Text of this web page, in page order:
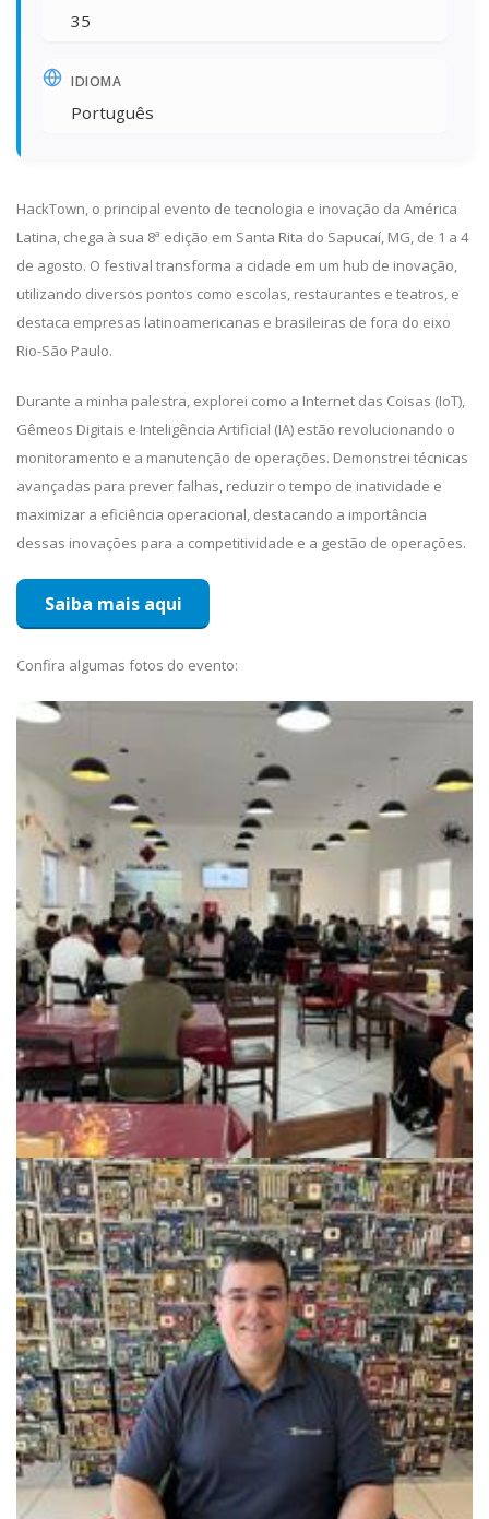
35
IDIOMA
Português
HackTown, o principal evento de tecnologia e inovação da América
Latina, chega à sua 8ª edição em Santa Rita do Sapucaí, MG, de 1 a 4
de agosto. O festival transforma a cidade em um hub de inovação,
utilizando diversos pontos como escolas, restaurantes e teatros, e
destaca empresas latinoamericanas e brasileiras de fora do eixo
Rio-São Paulo.
Durante a minha palestra, explorei como a Internet das Coisas (IoT),
Gêmeos Digitais e Inteligência Artificial (IA) estão revolucionando o
monitoramento e a manutenção de operações. Demonstrei técnicas
avançadas para prever falhas, reduzir o tempo de inatividade e
maximizar a eficiência operacional, destacando a importância
dessas inovações para a competitividade e a gestão de operações.
Saiba mais aqui
Confira algumas fotos do evento: